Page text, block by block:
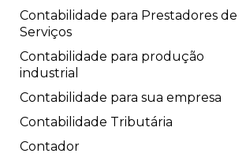
Contabilidade para Prestadores de
Serviços
Contabilidade para produção
industrial
Contabilidade para sua empresa
Contabilidade Tributária
Contador